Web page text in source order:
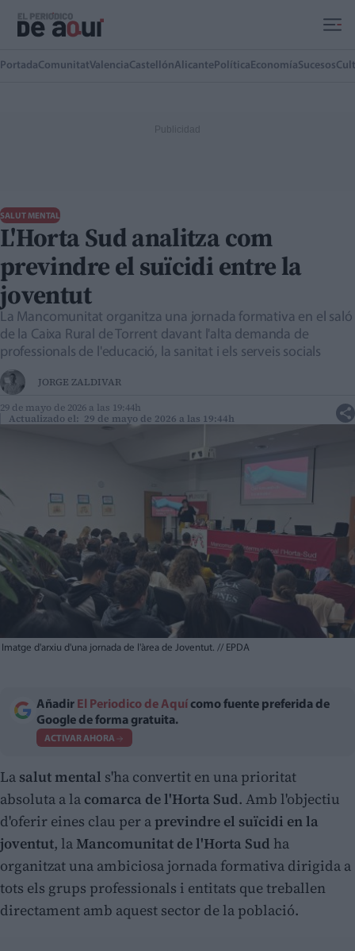
PortadaComunitatValenciaCastellónAlicante Política EconomíaSucesos
SALUT MENTAL
L'Horta Sud analitza com
previndre el suïcidi entre la
joventut
La Mancomunitat organitza una jornada formativa en el saló
de la Caixa Rural de Torrent davant l'alta demanda de
professionals de l'educació, la sanitat i els serveis socials
JORGE ZALDIVAR
29 de mayo de 2026 a las 19:44h
Actualizado el: 29 de mayo de 2026 a las 19:44h
Imatge d'arxiu d'una jornada de l'àrea de Joventut. // EPDA
Añadir El Periodico de Aquí como fuente preferida de
Google de forma gratuita.
ACTIVAR AHORA
La salut mental s'ha convertit en una prioritat
absoluta a la comarca de l'Horta Sud. Amb l'objectiu
d'oferir eines clau per aprevindre el suïcidi en la
joventut, laMancomunitat de l'Horta Sud ha
organitzat una ambiciosa jornada formativa dirigida a
tots els grups professionals i entitats que treballen
directament amb aquest sector de la població.